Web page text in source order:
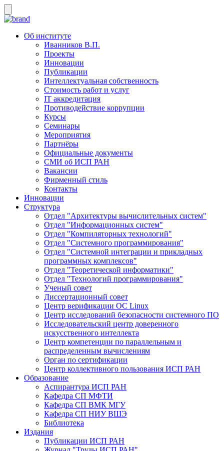
Об институте
Иванников В.П.
Проекты
Инновации
Публикации
Интеллектуальная собственность
Стоимость работ и услуг
IT аккредитация
Противодействие коррупции
Курсы
Семинары
Мероприятия
Партнёры
Официальные документы
СМИ об ИСП РАН
Вакансии
Фирменный стиль
Контакты
Инновации
Структура
Отдел "Архитектуры вычислительных систем"
Отдел "Информационных систем"
Отдел "Компиляторных технологий"
Отдел "Системного программирования"
Отдел "Системной интеграции и прикладных
программных комплексов"
Отдел "Теоретической информатики"
Отдел "Технологий программирования"
Ученый совет
Диссертационный совет
Центр верификации ОС Linux
Центр исследований безопасности системного ПО
Исследовательский центр доверенного
искусственного интеллекта
Центр компетенции по параллельным и
распределенным вычислениям
Орган по сертификации
Центр коллективного пользования ИСП РАН
Образование
Аспирантура ИСП РАН
Кафедра СП МФТИ
Кафедра СП ВМК МГУ
Кафедра СП НИУ ВШЭ
Библиотека
Издания
Публикации ИСП РАН